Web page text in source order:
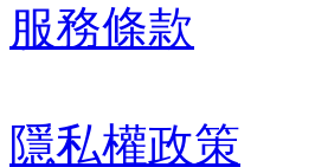
服務條款
隱私權政策